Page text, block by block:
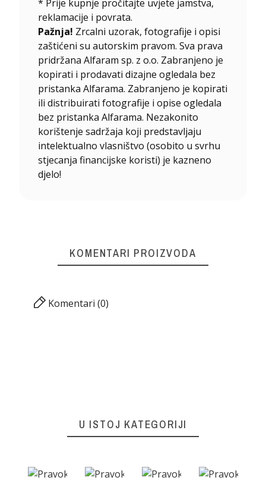
* Prije kupnje pročitajte uvjete jamstva,
reklamacije i povrata.
Pažnja! Zrcalni uzorak, fotografije i opisi
zaštićeni su autorskim pravom. Sva prava
pridržana Alfaram sp. z o.o. Zabranjeno je
kopirati i prodavati dizajne ogledala bez
pristanka Alfarama. Zabranjeno je kopirati
ili distribuirati fotografije i opise ogledala
bez pristanka Alfarama. Nezakonito
korištenje sadržaja koji predstavljaju
intelektualno vlasništvo (osobito u svrhu
stjecanja financijske koristi) je kazneno
djelo!
KOMENTARI PROIZVODA
Komentari (0)
U ISTOJ KATEGORIJI